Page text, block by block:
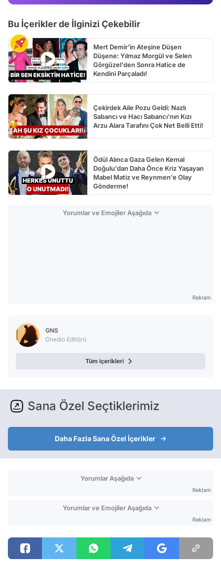
Bu İçerikler de İlginizi Çekebilir
Mert Demir'in Ateşine Düşen
Düşene: Yılmaz Morgül ve Selen
Görgüzel'den Sonra Hatice de
Kendini Parçaladı!
Çekirdek Aile Pozu Geldi: Nazlı
Sabancı ve Hacı Sabancı'nın Kızı
Arzu Alara Tarafını Çok Net Belli Etti!
Ödül Alınca Gaza Gelen Kemal
Doğulu'dan Daha Önce Kriz Yaşayan
Mabel Matiz ve Reynmen'e Olay
Gönderme!
Yorumlar ve Emojiler Aşağıda
Reklam
GNS
Onedio Editörü
Tüm içerikleri
Sana Özel Seçtiklerimiz
Daha Fazla Sana Özel İçerikler
Yorumlar Aşağıda
Reklam
Yorumlar ve Emojiler Aşağıda
Reklam